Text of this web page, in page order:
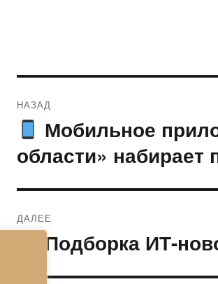
по
записям
НАЗАД
Предыдущая
запись:
Мобильное
области» набирает
ДАЛЕЕ
Следующая
Подборка ИТ-